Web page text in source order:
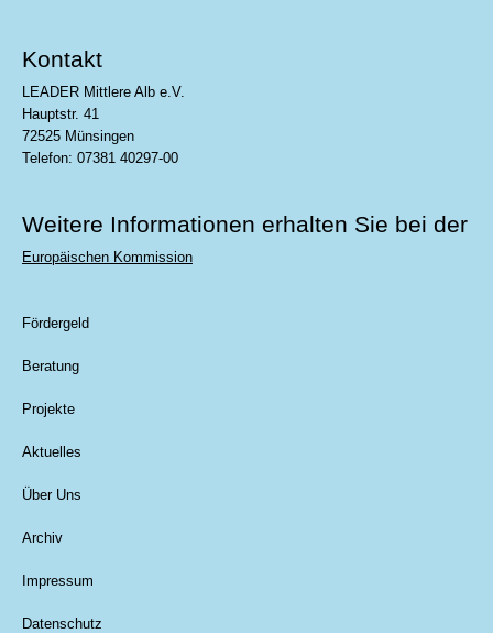
Kontakt
LEADER Mittlere Alb e.V.
Hauptstr. 41
72525 Münsingen
Telefon: 07381 40297-00
Weitere Informationen erhalten Sie bei der
Europäischen Kommission
Fördergeld
Beratung
Projekte
Aktuelles
Über Uns
Archiv
Impressum
Datenschutz